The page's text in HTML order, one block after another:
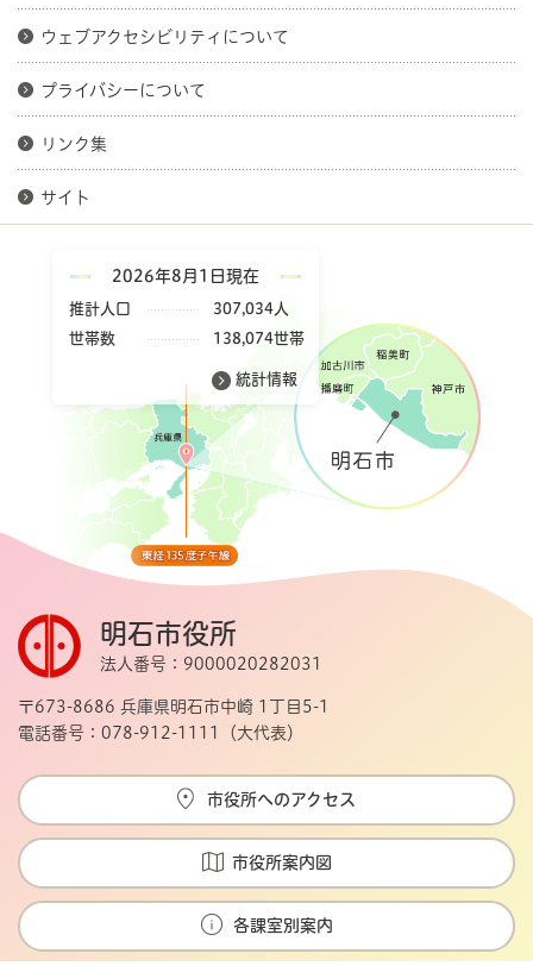
ウェブアクセシビリティについて
プライバシーについて
リンク集
サイト
2026年8月1日現在
推計人口
307,034人
世帯数
138,074世帯
統計情報
明石市役所
法人番号：9000020282031
〒673-8686 兵庫県明石市中崎 1丁目5-1
電話番号：078-912-1111（大代表）
市役所へのアクセス
市役所案内図
各課室別案内